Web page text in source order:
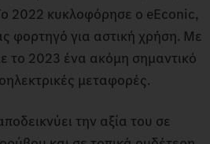
2022 κυκλοφόρησε ο eEconic,
φορτηγό για αστική χρήση. Με
το 2023 ένα ακόμη σημαντικό
μεταφορές.
την αξία του σε